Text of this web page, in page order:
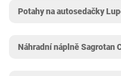
Potahy na autosedačky
Náhradní náplně Sagrotan